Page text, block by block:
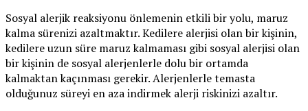
Sosyal alerjik reaksiyonu önlemenin etkili bir yolu, maruz
kalma sürenizi azaltmaktır. Kedilere alerjisi olan bir kişinin,
kedilere uzun süre maruz kalmaması gibi sosyal alerjisi olan
bir kişinin de sosyal alerjenlerle dolu bir ortamda
kalmaktan kaçınması gerekir. Alerjenlerle temasta
olduğunuz süreyi en aza indirmek alerji riskinizi azaltır.